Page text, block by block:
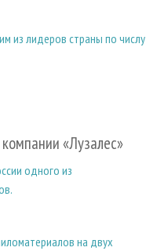
из лидеров страны по числу
«Лузалес»
одного из
на двух